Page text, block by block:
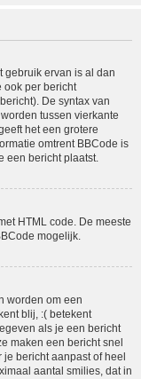
gebruik ervan is al dan
ook per bericht
De syntax van
tussen vierkante
het een grotere
omtrent BBCode is
een bericht plaatst.
HTML code. De meeste
mogelijk.
worden om een
blij, :( betekent
als je een bericht
maken een bericht snel
bericht aanpast of heel
aantal smilies, dat in